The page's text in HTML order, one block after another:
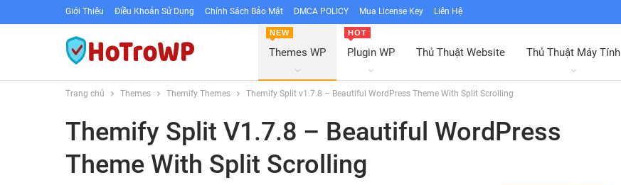
Giới Thiệu Điều Khoản Sử Dụng Chính Sách Bảo Mật DMCA POLICY Mua License Key Liên Hệ
Themes WP
NEW
Plugin WP
HOT
Thủ Thuật Website Thủ Thuật Máy Tính
Trang chủ Themes Themify Themes Themify Split v1.7.8 – Beautiful WordPress Theme With Split Scrolling
Themify Split V1.7.8 – Beautiful WordPress
Theme With Split Scrolling